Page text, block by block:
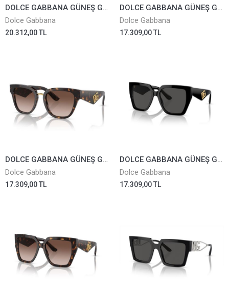
DOLCE GABBANA GÜNEŞ GÖZLÜĞÜ 4431-502/73
Dolce Gabbana
20.312,00 TL
DOLCE GABBANA GÜNEŞ GÖZLÜĞÜ 4437-501/87
Dolce Gabbana
17.309,00 TL
DOLCE GABBANA GÜNEŞ GÖZLÜĞÜ 4437-502/13
Dolce Gabbana
17.309,00 TL
DOLCE GABBANA GÜNEŞ GÖZLÜĞÜ 4438-501/87
Dolce Gabbana
17.309,00 TL